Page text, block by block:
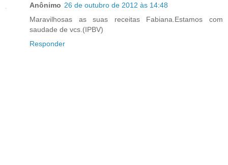
Anônimo 26 de outubro de 2012 às 14:48
Maravilhosas as suas receitas Fabiana.Estamos com
saudade de vcs.(IPBV)
Responder